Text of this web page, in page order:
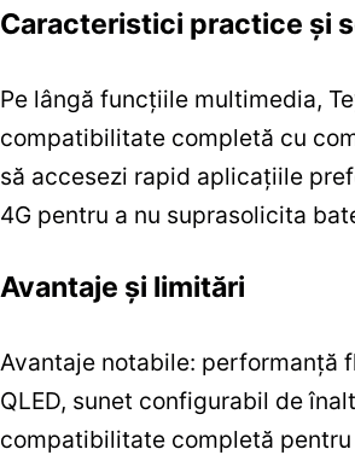
Caracteristici practice și
Pe lângă funcțiile multimedia,
compatibilitate completă cu
să accesezi rapid aplicațiile
4G pentru a nu suprasolicita
Avantaje și limitări
Avantaje notabile: performanță
QLED, sunet configurabil de
compatibilitate completă pentru